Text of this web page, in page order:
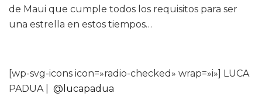
de Maui que cumple todos los requisitos para ser
una estrella en estos tiempos…
[wp-svg-icons icon=»radio-checked» wrap=»i»] LUCA
PADUA | @lucapadua